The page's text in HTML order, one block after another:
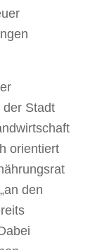
Stadt
orientiert
den